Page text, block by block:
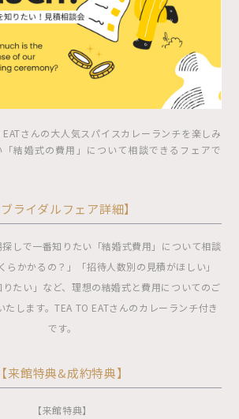
さんの大人気スパイスカレーランチを楽しみ
結婚式の費用」について相談できるフェアで
ブライダルフェア詳細】
しで一番知りたい「結婚式費用」について相談
らかかるの？」「招待人数別の見積がほしい」
りたい」など、理想の結婚式と費用についてのご
します。TEA TO EATさんのカレーランチ付き
です。
【来館特典&成約特典】
【来館特典】